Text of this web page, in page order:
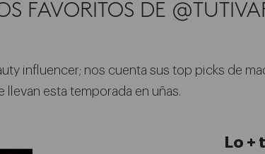
FAVORITOS DE
influencer; nos cuenta sus top picks de
llevan esta temporada en uñas.
Lo +